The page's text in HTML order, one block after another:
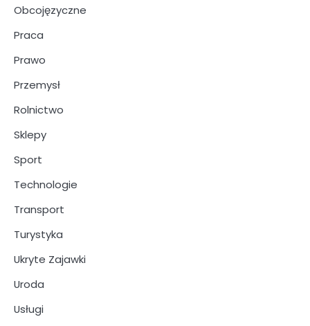
Obcojęzyczne
Praca
Prawo
Przemysł
Rolnictwo
Sklepy
Sport
Technologie
Transport
Turystyka
Ukryte Zajawki
Uroda
Usługi